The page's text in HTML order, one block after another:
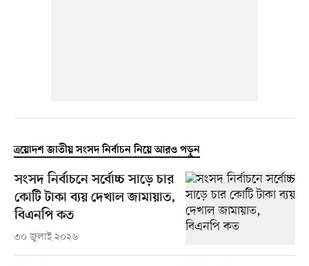
ত্রয়োদশ জাতীয় সংসদ নির্বাচন নিয়ে আরও পড়ুন
সংসদ নির্বাচনে সর্বোচ্চ সাড়ে চার
কোটি টাকা ব্যয় দেখাল জামায়াত,
বিএনপি কত
৩০ জুলাই ২০২৬